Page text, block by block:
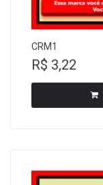
CRM1
R$ 3,22